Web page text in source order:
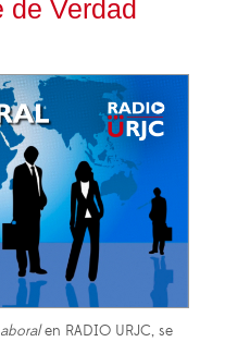
de Verdad
en RADIO URJC, se